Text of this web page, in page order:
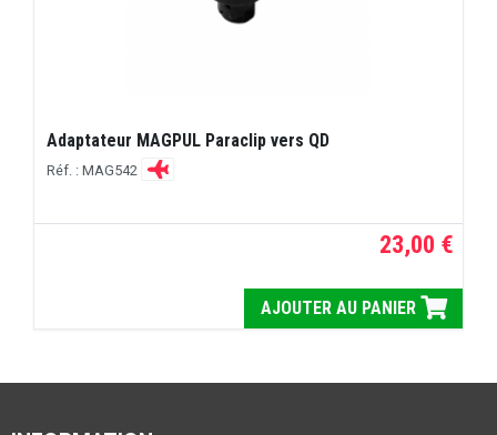
Adaptateur MAGPUL Paraclip vers QD
Réf. : MAG542
23,00 €
AJOUTER AU PANIER